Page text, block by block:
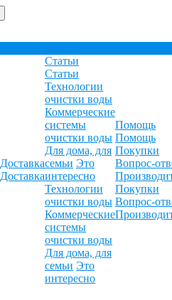
Доставка
Доставка
Статьи
Статьи
Технологии
очистки воды
Коммерческие
системы
очистки воды
Для дома, для
семьи Это
интересно
Технологии
очистки воды
Коммерческие
системы
очистки воды
Для дома, для
семьи Это
интересно
Помощь
Помощь
Покупки
Вопрос-
Покупки
Вопрос-